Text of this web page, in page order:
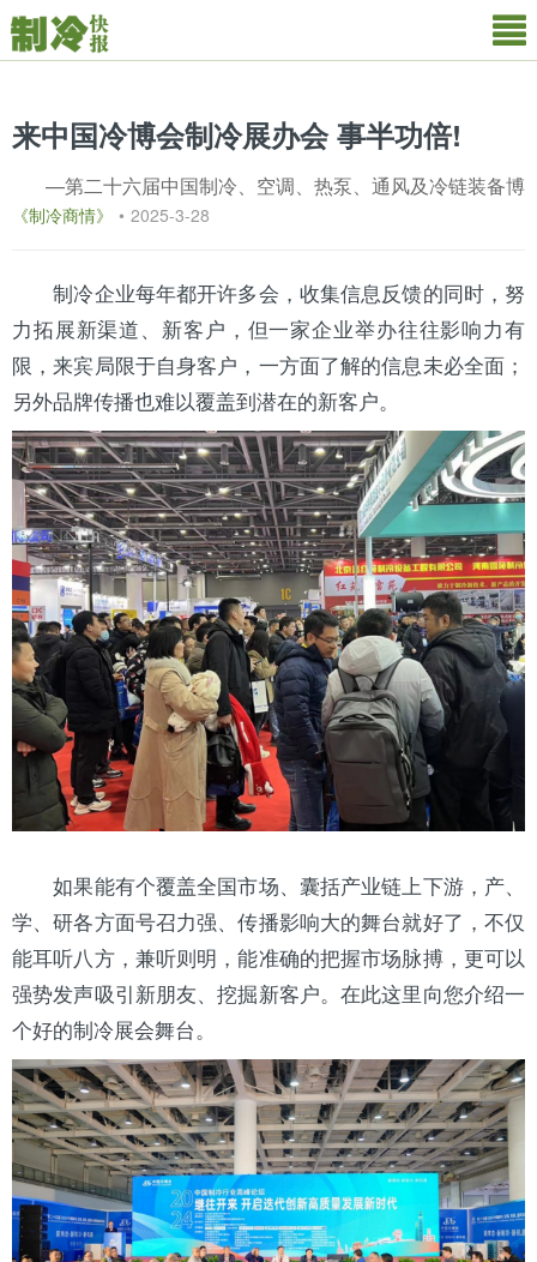
来中国冷博会制冷展办会 事半功倍!
—第二十六届中国制冷、空调、热泵、通风及冷链装备博
《制冷商情》 • 2025-3-28
制冷企业每年都开许多会，收集信息反馈的同时，努
力拓展新渠道、新客户，但一家企业举办往往影响力有
限，来宾局限于自身客户，一方面了解的信息未必全面；
另外品牌传播也难以覆盖到潜在的新客户。
如果能有个覆盖全国市场、囊括产业链上下游，产、
学、研各方面号召力强、传播影响大的舞台就好了，不仅
能耳听八方，兼听则明，能准确的把握市场脉搏，更可以
强势发声吸引新朋友、挖掘新客户。在此这里向您介绍一
个好的制冷展会舞台。